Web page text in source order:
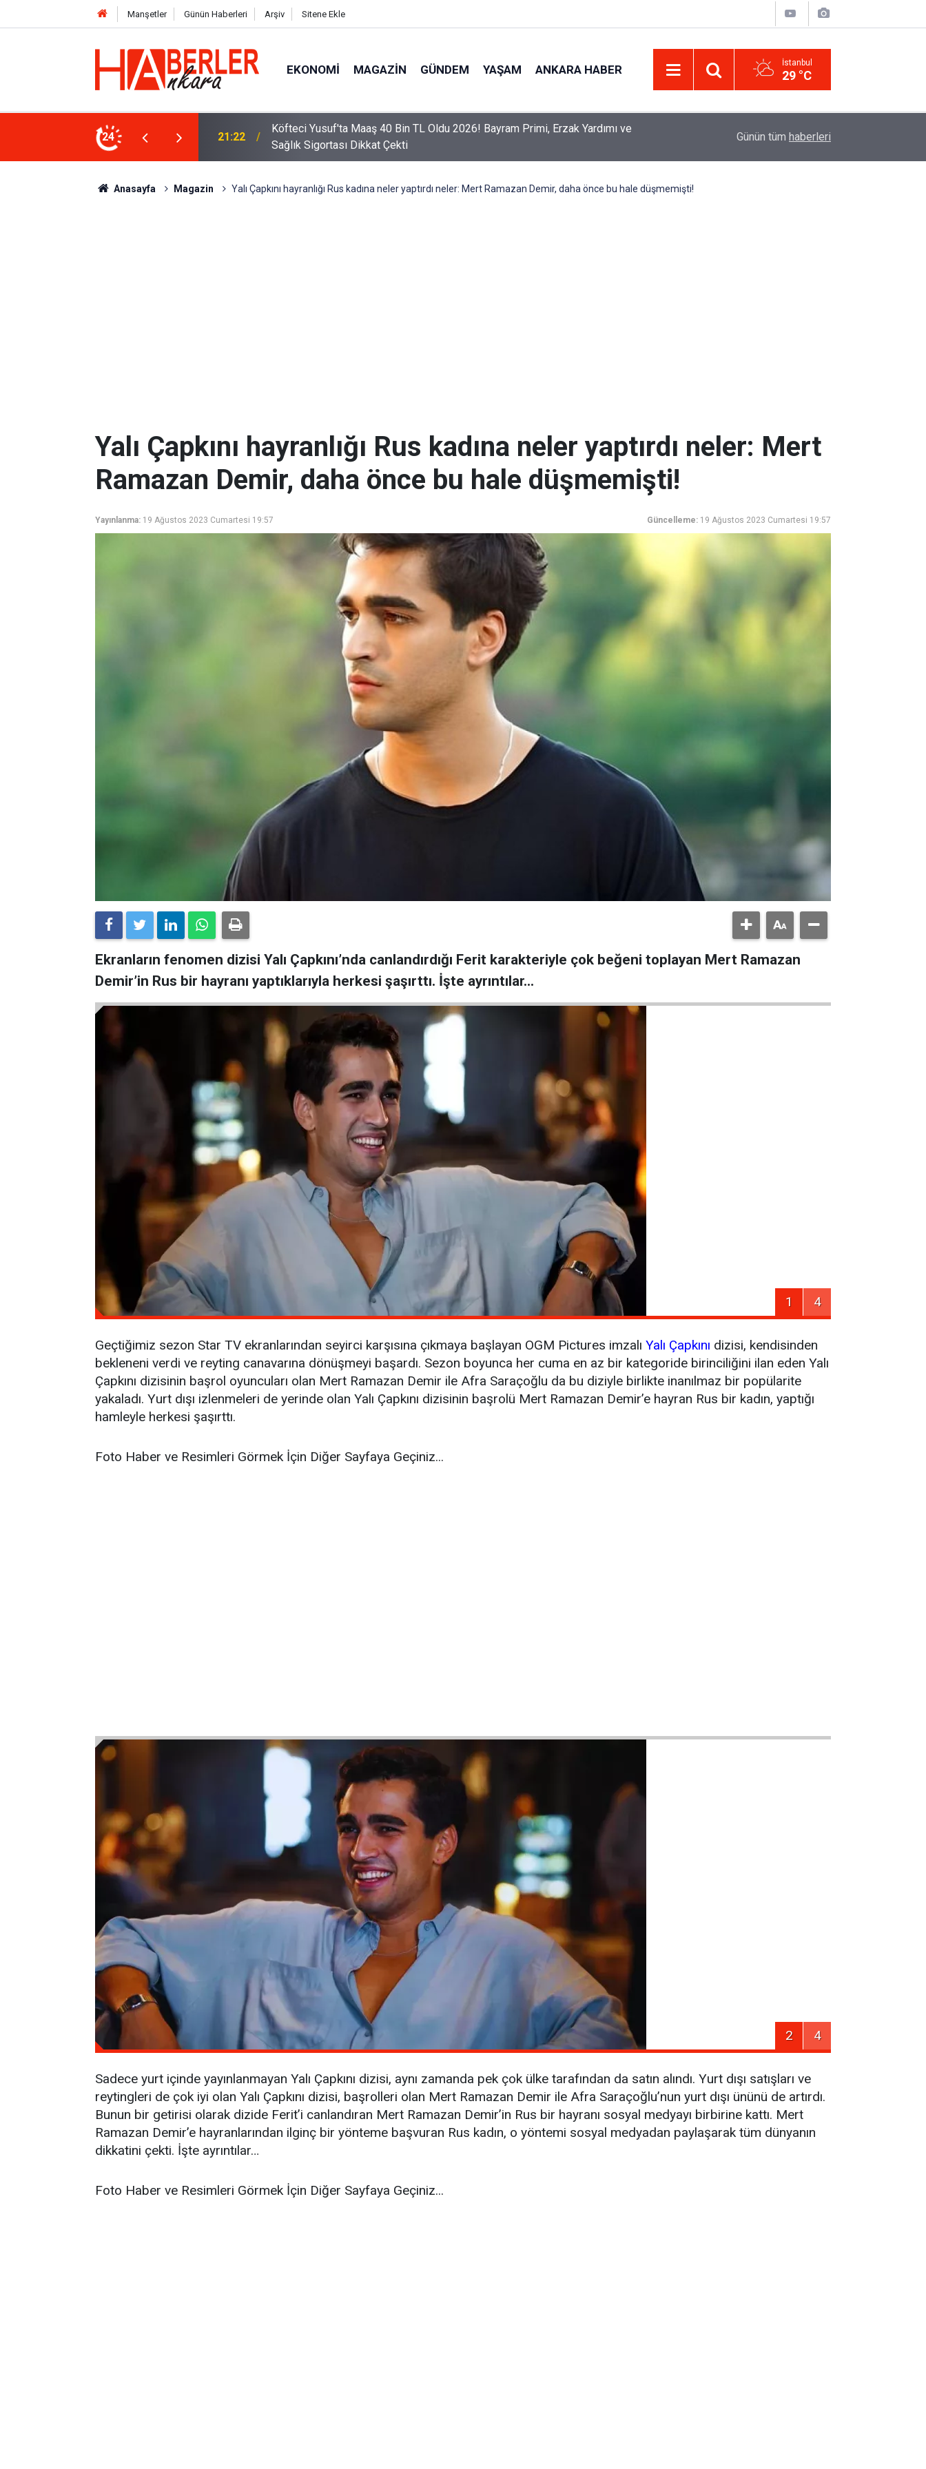
Manşetler Günün Haberleri Arşiv Sitene Ekle
EKONOMI MAGAZIN GÜNDEM YAŞAM ANKARA HABER İstanbul
29 °C
24
2026! Bayram Primi, Erzak Yardımı ve
12:33 Sürücüler Dikkat! Yeni Dönemde 3 İhlal Ehliyet İptaline Neden Olacak
Uzadı, Ödeme Kuralları Değişti
Günün tüm haberleri
Anasayfa Magazin Yalı Çapkını hayranlığı Rus kadına neler yaptırdı neler: Mert Ramazan Demir, daha önce bu hale düşmemişti!
Yalı Çapkını hayranlığı Rus kadına neler yaptırdı neler: Mert
Ramazan Demir, daha önce bu hale düşmemişti!
Yayınlanma: 19 Ağustos 2023 Cumartesi 19:57 Güncelleme: 19 Ağustos 2023 Cumartesi 19:57
Ekranların fenomen dizisi Yalı Çapkını’nda canlandırdığı Ferit karakteriyle çok beğeni toplayan Mert Ramazan
Demir’in Rus bir hayranı yaptıklarıyla herkesi şaşırttı. İşte ayrıntılar…
1 4
Geçtiğimiz sezon Star TV ekranlarından seyirci karşısına çıkmaya başlayan OGM Pictures imzalı Yalı Çapkını dizisi, kendisinden
bekleneni verdi ve reyting canavarına dönüşmeyi başardı. Sezon boyunca her cuma en az bir kategoride birinciliğini ilan eden Yalı
Çapkını dizisinin başrol oyuncuları olan Mert Ramazan Demir ile Afra Saraçoğlu da bu diziyle birlikte inanılmaz bir popülarite
yakaladı. Yurt dışı izlenmeleri de yerinde olan Yalı Çapkını dizisinin başrolü Mert Ramazan Demir’e hayran Rus bir kadın, yaptığı
hamleyle herkesi şaşırttı.
Foto Haber ve Resimleri Görmek İçin Diğer Sayfaya Geçiniz...
2 4
Sadece yurt içinde yayınlanmayan Yalı Çapkını dizisi, aynı zamanda pek çok ülke tarafından da satın alındı. Yurt dışı satışları ve
reytingleri de çok iyi olan Yalı Çapkını dizisi, başrolleri olan Mert Ramazan Demir ile Afra Saraçoğlu’nun yurt dışı ününü de artırdı.
Bunun bir getirisi olarak dizide Ferit’i canlandıran Mert Ramazan Demir’in Rus bir hayranı sosyal medyayı birbirine kattı. Mert
Ramazan Demir’e hayranlarından ilginç bir yönteme başvuran Rus kadın, o yöntemi sosyal medyadan paylaşarak tüm dünyanın
dikkatini çekti. İşte ayrıntılar…
Foto Haber ve Resimleri Görmek İçin Diğer Sayfaya Geçiniz...